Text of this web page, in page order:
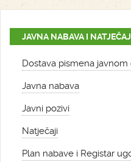
JAVNA NABAVA I
Dostava pismena javnom
Javna nabava
Javni pozivi
Natječaji
Plan nabave i Registar